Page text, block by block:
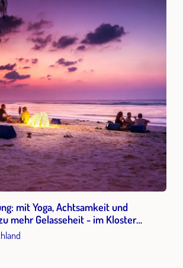
mit Yoga, Achtsamkeit und
mehr Gelasseheit - im Kloster